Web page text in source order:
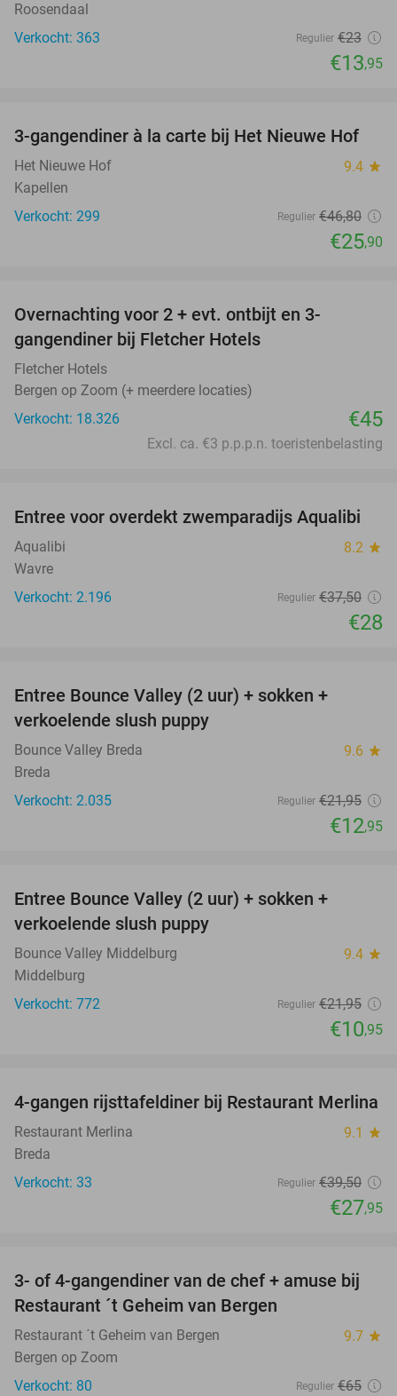
Roosendaal
Verkocht: 363
Regulier €23
€13,95
45%
3-gangendiner à la carte bij Het Nieuwe Hof
Het Nieuwe Hof 9.4 star
Kapellen
Verkocht: 299
Regulier €46,80
€25,90
Overnachting voor 2 + evt. ontbijt en 3-
gangendiner bij Fletcher Hotels
Fletcher Hotels
Bergen op Zoom (+ meerdere locaties)
Verkocht: 18.326
€45
Excl. ca. €3 p.p.p.n. toeristenbelasting
25%
Entree voor overdekt zwemparadijs Aqualibi
Aqualibi 8.2 star
Wavre
Verkocht: 2.196
Regulier €37,50
€28
Entree Bounce Valley (2 uur) + sokken +
verkoelende slush puppy
Bounce Valley Breda 9.6 star
Breda
Verkocht: 2.035
Regulier €21,95
€12,95
Entree Bounce Valley (2 uur) + sokken +
verkoelende slush puppy
Bounce Valley Middelburg 9.4 star
Middelburg
Verkocht: 772
Regulier €21,95
€10,95
29%
4-gangen rijsttafeldiner bij Restaurant Merlina
Restaurant Merlina 9.1 star
Breda
Verkocht: 33
Regulier €39,50
€27,95
35%
3- of 4-gangendiner van de chef + amuse bij
Restaurant ´t Geheim van Bergen
Restaurant ´t Geheim van Bergen 9.7 star
Bergen op Zoom
Verkocht: 80
Regulier €65